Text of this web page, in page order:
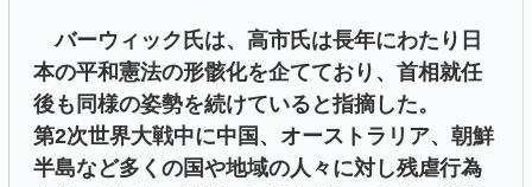
バーウィック氏は、高市氏は長年にわたり日
本の平和憲法の形骸化を企てており、首相就任
後も同様の姿勢を続けていると指摘した。
第2次世界大戦中に中国、オーストラリア、朝鮮
半島など多くの国や地域の人々に対し残虐行為